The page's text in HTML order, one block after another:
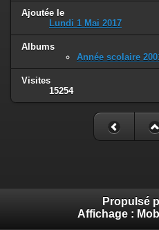
Ajoutée le
Lundi 1 Mai 2017
Albums
Année scolaire
Visites
15254
Propulsé
Affichage :